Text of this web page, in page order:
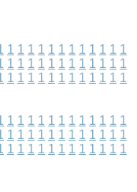
1 1 1 1 1 1 1 1 1 1 1 1
1 1 1 1 1 1 1 1 1 1 1 1
1 1 1 1 1 1 1 1 1 1 1 1
1 1 1 1 1 1 1 1 1 1 1 1
1 1 1 1 1 1 1 1 1 1 1 1
1 1 1 1 1 1 1 1 1 1 1 1